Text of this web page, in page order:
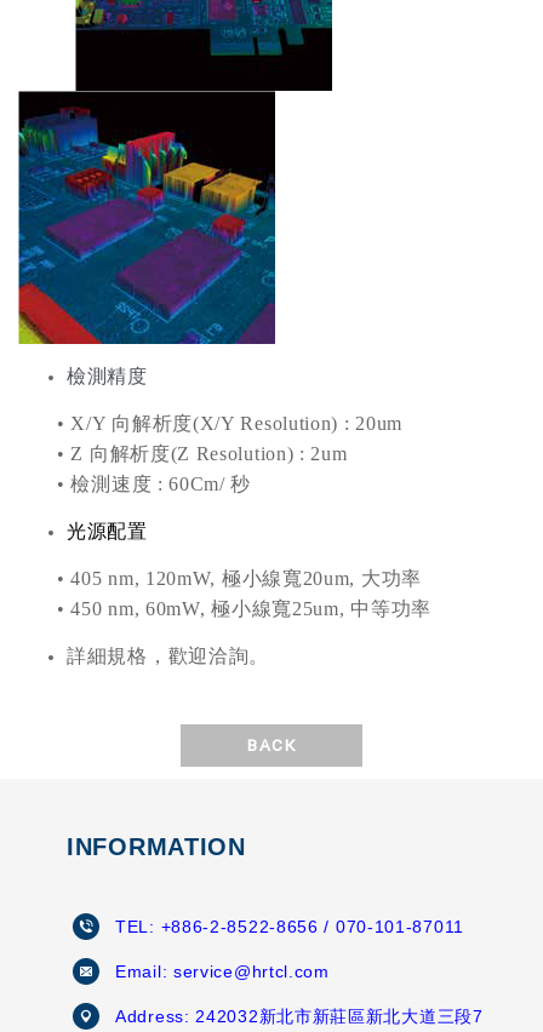
檢測精度
• X/Y 向解析度(X/Y Resolution) : 20um
• Z 向解析度(Z Resolution) : 2um
• 檢測速度 : 60Cm/ 秒
光源配置
• 405 nm, 120mW, 極小線寬20um, 大功率
• 450 nm, 60mW, 極小線寬25um, 中等功率
詳細規格，歡迎洽詢。
BACK
INFORMATION
TEL: +886-2-8522-8656 / 070-101-87011
Email: service@hrtcl.com
Address:242032新北市新莊區新北大道三段7